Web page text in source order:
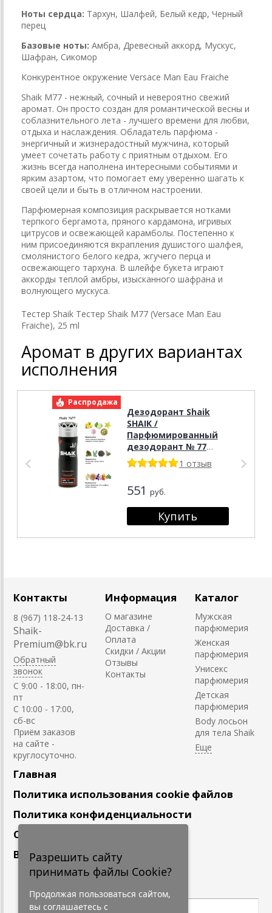
Ноты сердца: Тархун, Шалфей, Белый кедр, Черный
перец
Базовые ноты: Амбра, Древесный аккорд, Мускус,
Шафран, Сикомор
Конкурентное окружение Versace Man Eau Fraiche
Shaik M77 - нежный, сочный и невероятно свежий
аромат. Он просто создан для романтической весны и
соблазнительного лета - лучшего времени для любви,
отдыха и наслаждения. Обладатель парфюма -
энергичный и жизнерадостный мужчина, который
умеет сочетать работу с приятным отдыхом. Его
жизнь всегда наполнена интересными событиями и
ярким азартом, что помогает ему уверенно шагать к
своей цели и быть в отличном настроении.
Парфюмерная композиция раскрывается нотками
терпкого бергамота, пряного кардамона, игривых
цитрусов и освежающей карамболы. Постепенно к
ним присоединяются вкрапления душистого шалфея,
смолянистого белого кедра, жгучего перца и
освежающего тархуна. В шлейфе букета играют
аккорды теплой амбры, изысканного шафрана и
волнующего мускуса.
Тестер Shaik Тестер Shaik M77 (Versace Man Eau
Fraiche), 25 ml
Аромат в других вариантах
исполнения
Распродажа
Дезодорант Shaik
SHAIK /
Парфюмированный
дезодорант № 77
Versace Fraiche, 200
мл.
1 отзыв
551 руб.
Контакты
8 (967) 118-24-13
Shaik-
Premium@bk.ru
Обратный
звонок
C 9:00 - 18:00, пн-
пт
С 10:00 - 17:00,
сб-вс
Приём заказов
на сайте -
круглосуточно.
Информация
О магазине
Доставка /
Оплата
Скидки / Акции
Отзывы
Контакты
Каталог
Мужская
парфюмерия
Женская
парфюмерия
Унисекс
парфюмерия
Детская
парфюмерия
Body лосьон
для тела Shaik
Главная
Политика использования cookie файлов
Политика конфиденциальности
Сотрудничество
Вакансии
Подпишитесь
Разрешить сайту
принимать файлы Cookie?
Продолжая пользоваться сайтом,
вы соглашаетесь с